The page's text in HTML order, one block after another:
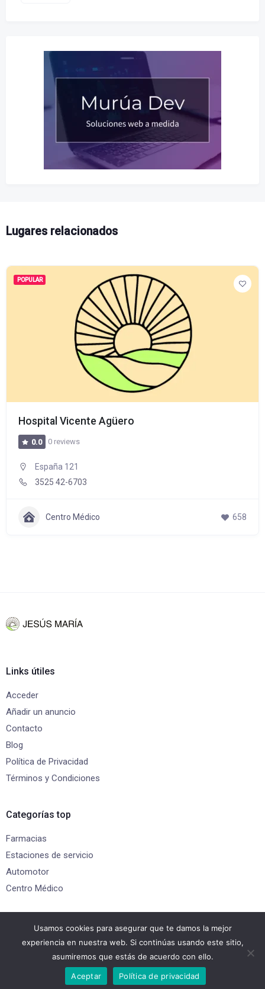
Lugares relacionados
POPULAR
Hospital Vicente Agüero
0.0 0 reviews
España 121
3525 42-6703
Centro Médico 658
Links útiles
Acceder
Añadir un anuncio
Contacto
Blog
Política de Privacidad
Términos y Condiciones
Categorías top
Farmacias
Estaciones de servicio
Automotor
Centro Médico
Gracias por visitarnos
MuruaDev.com
Usamos cookies para asegurar que te damos la mejor
experiencia en nuestra web. Si continúas usando este sitio,
asumiremos que estás de acuerdo con ello.
Aceptar Política de privacidad